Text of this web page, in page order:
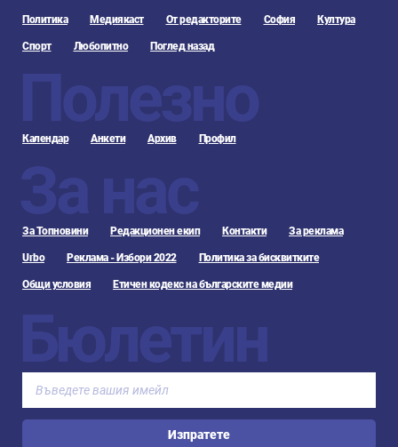
Политика Медиякаст От редакторите София Култура
Спорт Любопитно Поглед назад
Полезно
Календар Анкети Архив Профил
За нас
За Топновини Редакционен екип Контакти За реклама
Urbo Реклама - Избори 2022 Политика за бисквитките
Общи условия Етичен кодекс на българските медии
Бюлетин
Изпратете